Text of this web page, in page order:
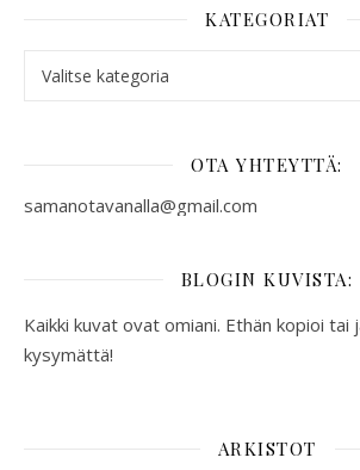
KATEGORIAT
OTA YHTEYTTÄ:
samanotavanalla@gmail.com
BLOGIN KUVISTA:
Kaikki kuvat ovat omiani. Ethän kopioi tai
kysymättä!
ARKISTOT